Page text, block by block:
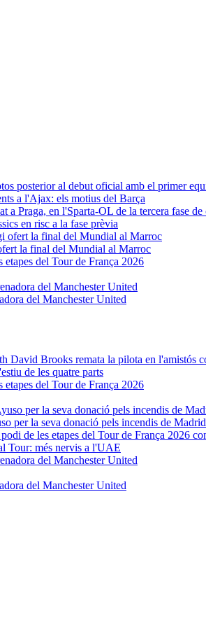
a l'Ajax: els motius del Barça
en risc a la fase prèvia
la final del Mundial al Marroc
del Manchester United
de les quatre parts
per la seva donació pels incendis de Madrid
Tour: més nervis a l'UAE
del Manchester United